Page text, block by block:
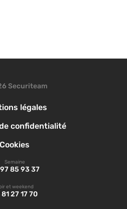
Securiteam
légales
confidentialité
Cookies
Semaine
85 93 37
et weekend
27 17 70